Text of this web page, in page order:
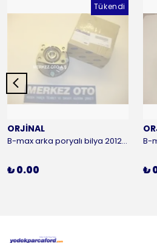
Tükendi
ORJİNAL
B-max arka poryalı bilya 2012-2016 ORJİNAL
₺ 0.00 ₺